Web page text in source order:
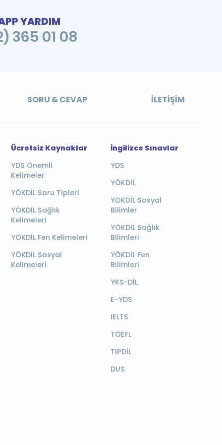
YARDIM
365 01 08
SORU & CEVAP İLETIŞIM
Ücretsiz Kaynaklar
YDS Önemli
Kelimeler
YÖKDİL Soru Tipleri
YÖKDİL Sağlık
Kelimeleri
YÖKDİL Fen Kelimeleri
YÖKDİL Sosyal
Kelimeleri
İngilizce Sınavlar
YDS
YÖKDİL
YÖKDİL Sosyal
Bilimler
YÖKDİL Sağlık
Bilimleri
YÖKDİL Fen
Bilimleri
YKS-DİL
E-YDS
IELTS
TOEFL
TIPDİL
DUS